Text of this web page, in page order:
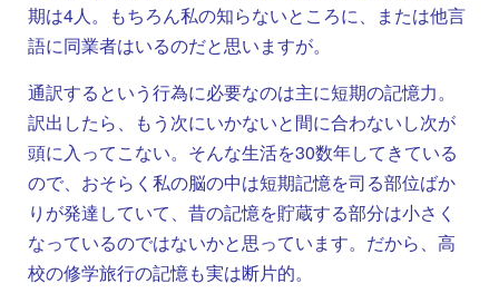
期は4人。もちろん私の知らないところに、または他言
語に同業者はいるのだと思いますが。
通訳するという行為に必要なのは主に短期の記憶力。
訳出したら、もう次にいかないと間に合わないし次が
頭に入ってこない。そんな生活を30数年してきている
ので、おそらく私の脳の中は短期記憶を司る部位ばか
りが発達していて、昔の記憶を貯蔵する部分は小さく
なっているのではないかと思っています。だから、高
校の修学旅行の記憶も実は断片的。